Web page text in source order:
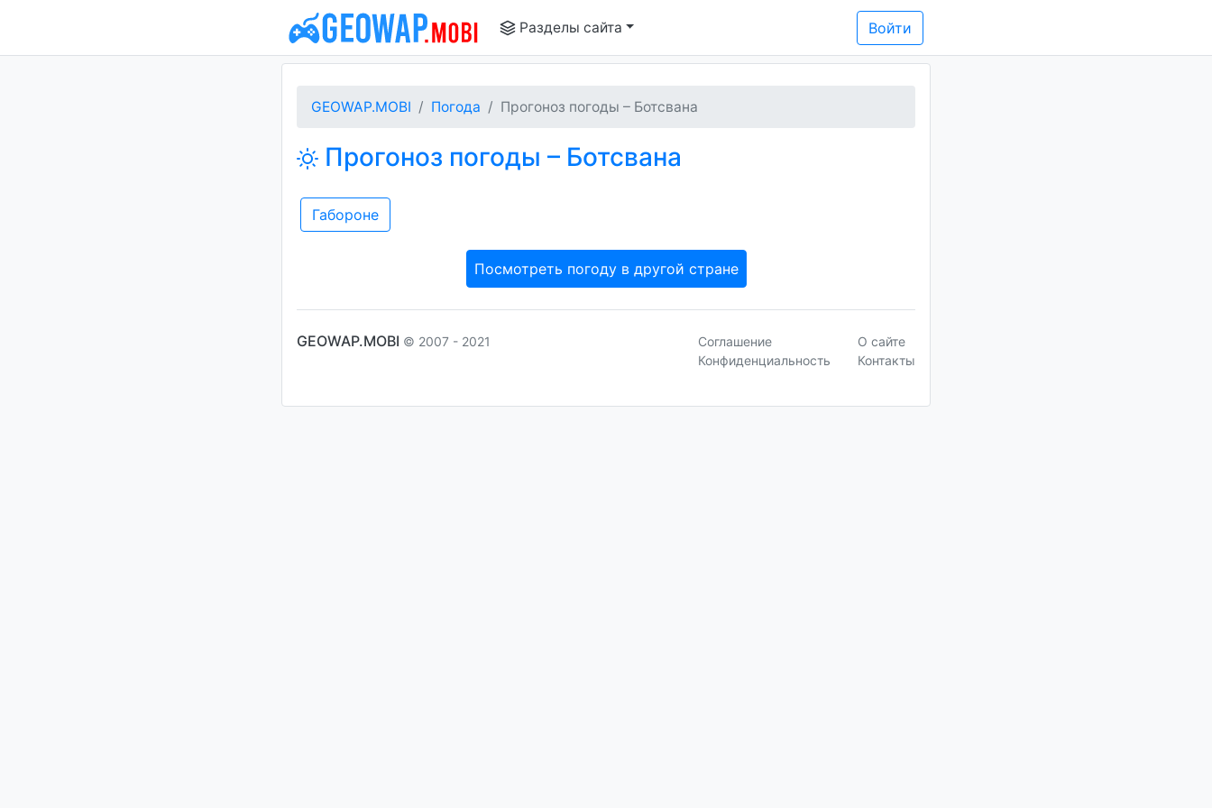
Разделы сайта Войти
GEOWAP.MOBI Погода Прогоноз погоды – Ботсвана
Прогоноз погоды – Ботсвана
Габороне
Посмотреть погоду в другой стране
GEOWAP.MOBI © 2007 - 2021
Соглашение
Конфиденциальность
О сайте
Контакты